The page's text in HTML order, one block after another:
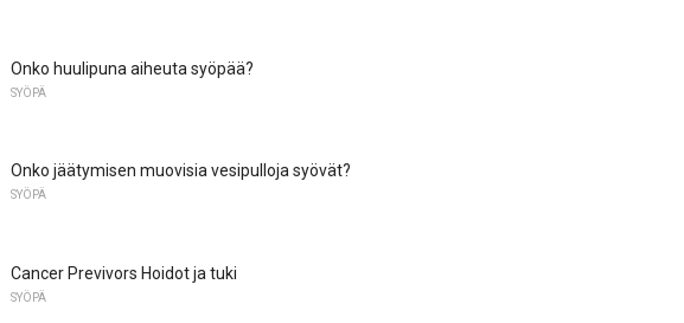
Onko huulipuna aiheuta syöpää?
SYÖPÄ
Onko jäätymisen muovisia vesipulloja syövät?
SYÖPÄ
Cancer Previvors Hoidot ja tuki
SYÖPÄ